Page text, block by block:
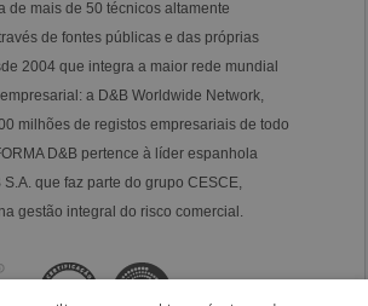
de mais de 50 técnicos altamente
de fontes públicas e das próprias
2004 que integra a maior rede mundial
a D&B Worldwide Network,
milhões de registos empresariais de todo
D&B pertence à líder espanhola
S.A. que faz parte do grupo CESCE,
gestão integral do risco comercial.